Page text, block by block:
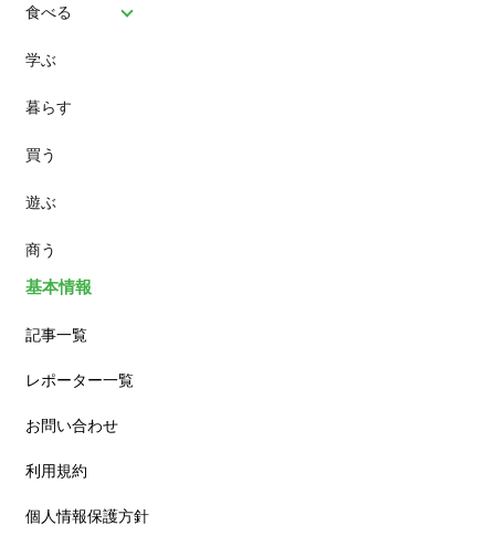
食べる
パン
スイーツ
ランチ
カフェ
学ぶ
暮らす
買う
遊ぶ
商う
基本情報
記事一覧
レポーター一覧
お問い合わせ
利用規約
個人情報保護方針